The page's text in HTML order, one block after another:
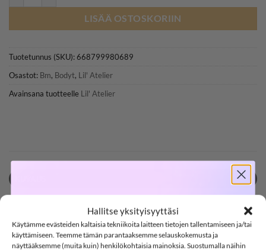
Hallitse yksityisyyttäsi
Käytämme evästeiden kaltaisia tekniikoita laitteen tietojen tallentamiseen ja/tai
käyttämiseen. Teemme tämän parantaaksemme selauskokemusta ja
näyttääksemme (muita kuin) henkilökohtaisia mainoksia. Suostumalla näihin
LISÄÄ OSTOSKORIIN
Tuotetunnus (SKU):668799980689
Osastot: Bm, Bodyt, Lil' Atelier
Avainsana tuotteelle Lil' Atelier
LISÄTIEDOT
Lil’ Atelier NBMRAJO trikoobody, Tradewinds
SOFTSHELL